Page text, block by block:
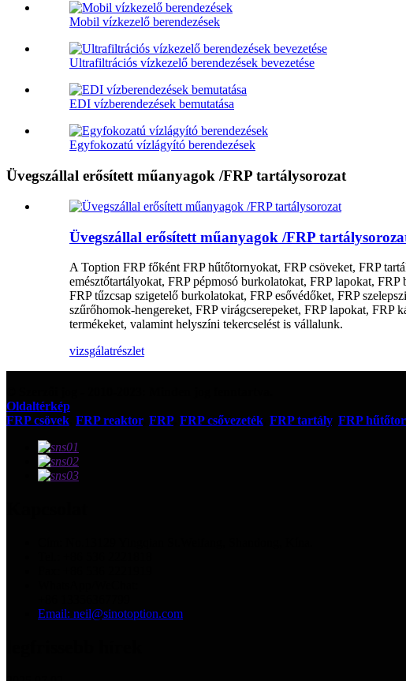
Mobil vízkezelő berendezések
Ultrafiltrációs vízkezelő berendezések bevezetése
EDI vízberendezések bemutatása
Egyfokozatú vízlágyító berendezések
Üvegszállal erősített műanyagok /FRP tartálysorozat
Üvegszállal erősített műanyagok /FRP
A Toption FRP főként FRP hűtőtornyokat, FRP csöveket, FRP
emésztőtartályokat, FRP pépmosó burkolatokat, FRP lapokat,
FRP tűzcsap szigetelő burkolatokat, FRP esővédőket, FRP
szűrőhomok-hengereket, FRP virágcserepeket, FRP lapokat,
termékeket, valamint helyszíni tekercselést is vállalunk.
vizsgálatrészlet
Oldaltérkép
FRP csövek FRP reaktor, FRP, FRP csővezeték FRP tartály, FRP
Email: neil@sinotoption.com